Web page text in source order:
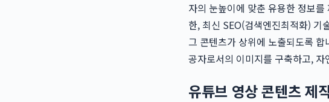
자의 눈높이에 맞춘 유용한 정보
한, 최신 SEO(검색엔진최적화) 기
그 콘텐츠가 상위에 노출되도록
공자로서의 이미지를 구축하고,
유튜브 영상 콘텐츠 제